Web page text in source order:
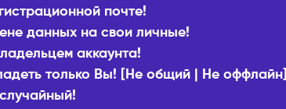
почте!
данных на свои личные!
аккаунта!
только Вы! [Не общий | Не оффлайн]